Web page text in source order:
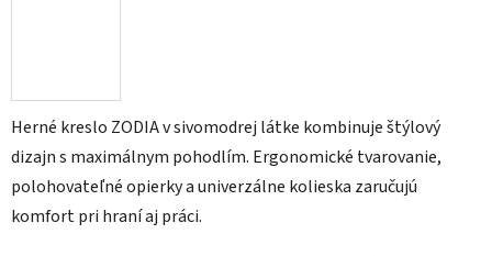
Herné kreslo ZODIA v sivomodrej látke kombinuje štýlový
dizajn s maximálnym pohodlím. Ergonomické tvarovanie,
polohovateľné opierky a univerzálne kolieska zaručujú
komfort pri hraní aj práci.